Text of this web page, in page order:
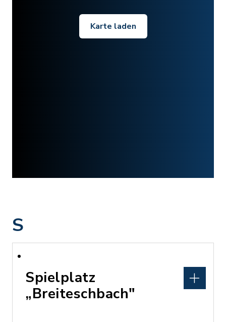
Karte laden
S
Spielplatz
„Breiteschbach"